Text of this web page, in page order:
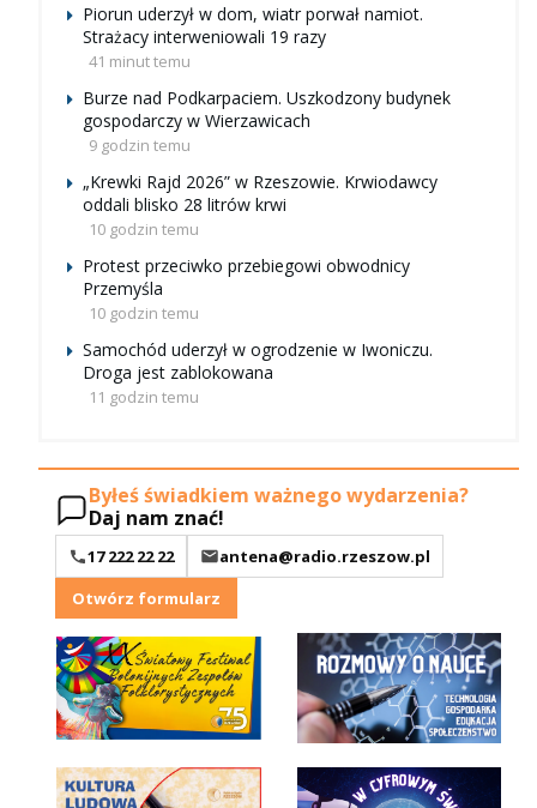
Piorun uderzył w dom, wiatr porwał namiot.
Strażacy interweniowali 19 razy
41 minut temu
Burze nad Podkarpaciem. Uszkodzony budynek
gospodarczy w Wierzawicach
9 godzin temu
„Krewki Rajd 2026” w Rzeszowie. Krwiodawcy
oddali blisko 28 litrów krwi
10 godzin temu
Protest przeciwko przebiegowi obwodnicy
Przemyśla
10 godzin temu
Samochód uderzył w ogrodzenie w Iwoniczu.
Droga jest zablokowana
11 godzin temu
Byłeś świadkiem ważnego wydarzenia?
Daj nam znać!
17 222 22 22
antena@radio.rzeszow.pl
Otwórz formularz